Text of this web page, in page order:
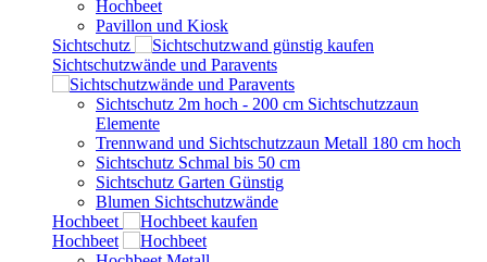
Hochbeet
Pavillon und Kiosk
Sichtschutz
Sichtschutzwände und Paravents
Sichtschutz 2m hoch - 200 cm Sichtschutzzaun
Elemente
Trennwand und Sichtschutzzaun Metall 180 cm hoch
Sichtschutz Schmal bis 50 cm
Sichtschutz Garten Günstig
Blumen Sichtschutzwände
Hochbeet
Hochbeet